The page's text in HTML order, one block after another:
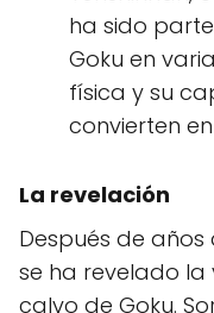
ha sido
Goku en
física y su
convierten
La revelación
Después de
se ha revelado
calvo de Goku.